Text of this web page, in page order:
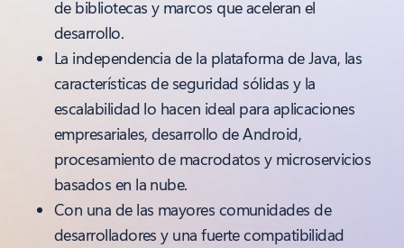
de bibliotecas y marcos que aceleran el
desarrollo.
La independencia de la plataforma de Java, las
características de seguridad sólidas y la
escalabilidad lo hacen ideal para aplicaciones
empresariales, desarrollo de Android,
procesamiento de macrodatos y microservicios
basados en la nube.
Con una de las mayores comunidades de
desarrolladores y una fuerte compatibilidad